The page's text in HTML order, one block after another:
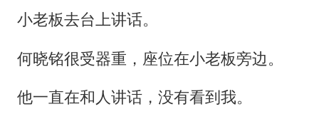
小老板去台上讲话。
何晓铭很受器重，座位在小老板旁边。
他一直在和人讲话，没有看到我。